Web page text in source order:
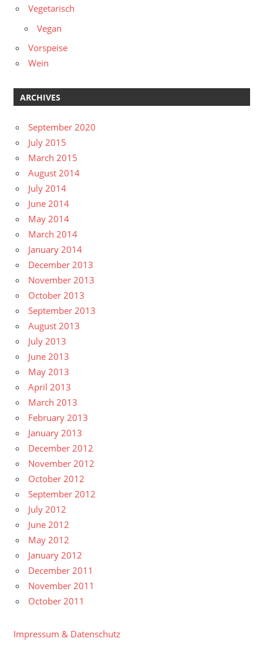
Vegetarisch
Vegan
Vorspeise
Wein
ARCHIVES
September 2020
July 2015
March 2015
August 2014
July 2014
June 2014
May 2014
March 2014
January 2014
December 2013
November 2013
October 2013
September 2013
August 2013
July 2013
June 2013
May 2013
April 2013
March 2013
February 2013
January 2013
December 2012
November 2012
October 2012
September 2012
July 2012
June 2012
May 2012
January 2012
December 2011
November 2011
October 2011
Impressum & Datenschutz